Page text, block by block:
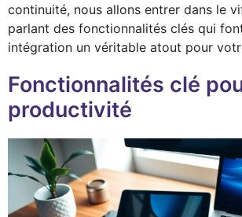
continuité, nous allons entrer dans le
parlant des fonctionnalités clés qui
intégration un véritable atout pour
Fonctionnalités clé
productivité